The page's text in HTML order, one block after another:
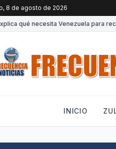
8 de agosto de 2026
qué necesita Venezuela para
INICIO